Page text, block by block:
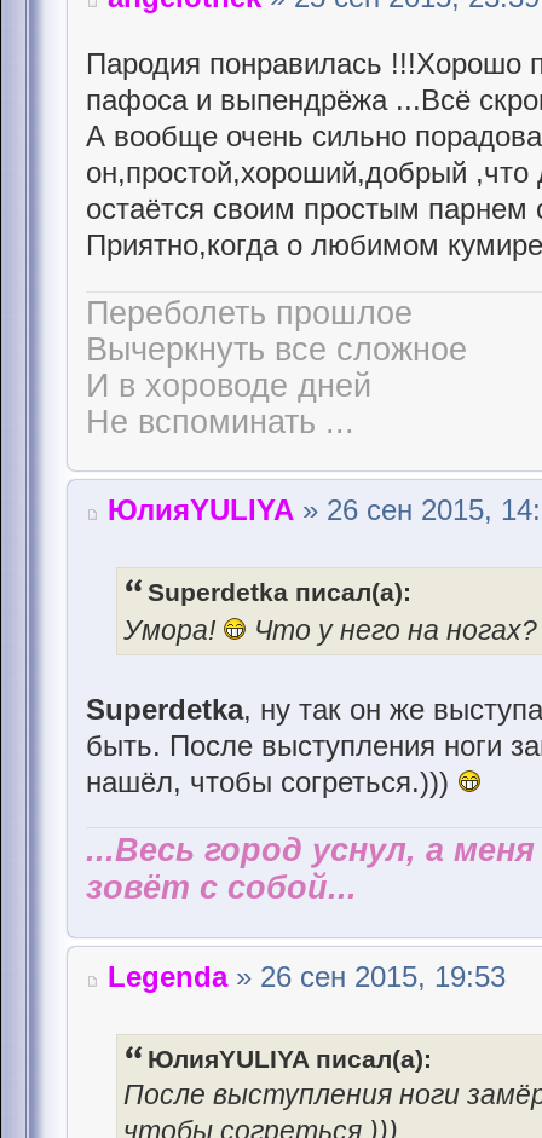
Пародия понравилась !!!Хорошо
пафоса и выпендрёжа ...Всё
А вообще очень сильно
он,простой,хороший,добрый ,что
остаётся своим простым парнем
Приятно,когда о любимом
Переболеть прошлое
Вычеркнуть все сложное
И в хороводе дней
Не вспоминать ...
ЮлияYULIYA » 26 сен 2015,
Superdetka писал(а):
Умора! Что у него на
Superdetka, ну так он же
быть. После выступления ноги
нашёл, чтобы согреться.)))
...Весь город уснул, а
зовёт с собой...
Legenda» 26 сен 2015, 19:53
ЮлияYULIYA писал(а):
После выступления ноги
чтобы согреться.)))